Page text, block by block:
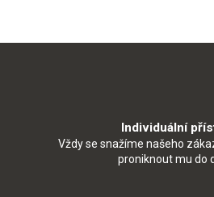
Individuální
Vždy se snažíme našeho
proniknout mu do